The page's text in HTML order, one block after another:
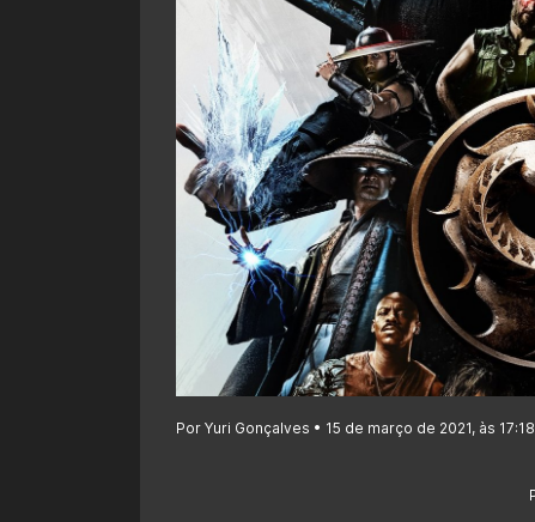
Por Yuri Gonçalves • 15 de março de 2021, às 17:18